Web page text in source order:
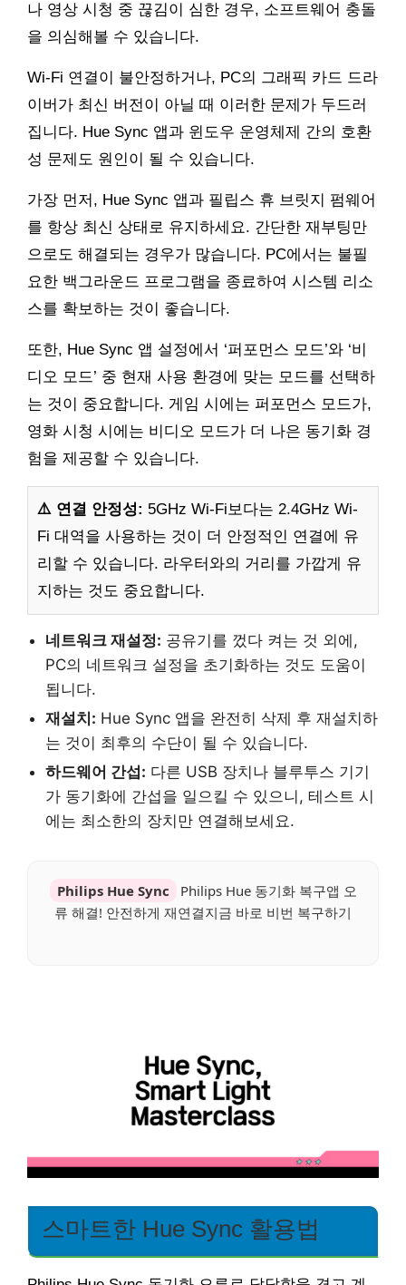
나 영상 시청 중 끊김이 심한 경우, 소프트웨어 충돌
을 의심해볼 수 있습니다.
Wi-Fi 연결이 불안정하거나, PC의 그래픽 카드 드라
이버가 최신 버전이 아닐 때 이러한 문제가 두드러
집니다. Hue Sync 앱과 윈도우 운영체제 간의 호환
성 문제도 원인이 될 수 있습니다.
가장 먼저, Hue Sync 앱과 필립스 휴 브릿지 펌웨어
를 항상 최신 상태로 유지하세요. 간단한 재부팅만
으로도 해결되는 경우가 많습니다. PC에서는 불필
요한 백그라운드 프로그램을 종료하여 시스템 리소
스를 확보하는 것이 좋습니다.
또한, Hue Sync 앱 설정에서 ‘퍼포먼스 모드’와 ‘비
디오 모드’ 중 현재 사용 환경에 맞는 모드를 선택하
는 것이 중요합니다. 게임 시에는 퍼포먼스 모드가,
영화 시청 시에는 비디오 모드가 더 나은 동기화 경
험을 제공할 수 있습니다.
⚠️ 연결 안정성: 5GHz Wi-Fi보다는 2.4GHz Wi-
Fi 대역을 사용하는 것이 더 안정적인 연결에 유
리할 수 있습니다. 라우터와의 거리를 가깝게 유
지하는 것도 중요합니다.
네트워크 재설정: 공유기를 껐다 켜는 것 외에,
PC의 네트워크 설정을 초기화하는 것도 도움이
됩니다.
재설치: Hue Sync 앱을 완전히 삭제 후 재설치하
는 것이 최후의 수단이 될 수 있습니다.
하드웨어 간섭: 다른 USB 장치나 블루투스 기기
가 동기화에 간섭을 일으킬 수 있으니, 테스트 시
에는 최소한의 장치만 연결해보세요.
Philips Hue Sync
Philips Hue 동기화 복구앱 오
류 해결! 안전하게 재연결지금 바로 비번 복구하기
스마트한 Hue Sync 활용법